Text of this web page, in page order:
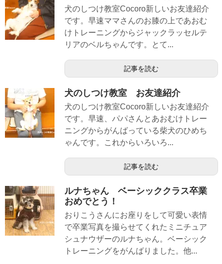
犬のしつけ教室Cocoro新しいお友達紹介
です。早速ママさんのお膝の上であおむ
けトレーニングからジャックラッセルテ
リアのベルちゃんです。とて...
記事を読む
犬のしつけ教室 お友達紹介
犬のしつけ教室Cocoro新しいお友達紹介
です。早速、パパさんとあおむけトレー
ニングからがんばっている柴犬のひめち
ゃんです。これからいろいろ...
記事を読む
ルナちゃん ベーシッククラス卒業
おめでとう！
おりこうさんにお座りをして可愛い表情
で卒業写真を撮らせてくれたミニチュア
シュナウザーのルナちゃん。ベーシック
トレーニングをがんばりました。他...